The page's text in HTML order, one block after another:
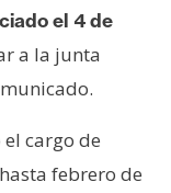
el 4 de
a la junta
cargo de
febrero de